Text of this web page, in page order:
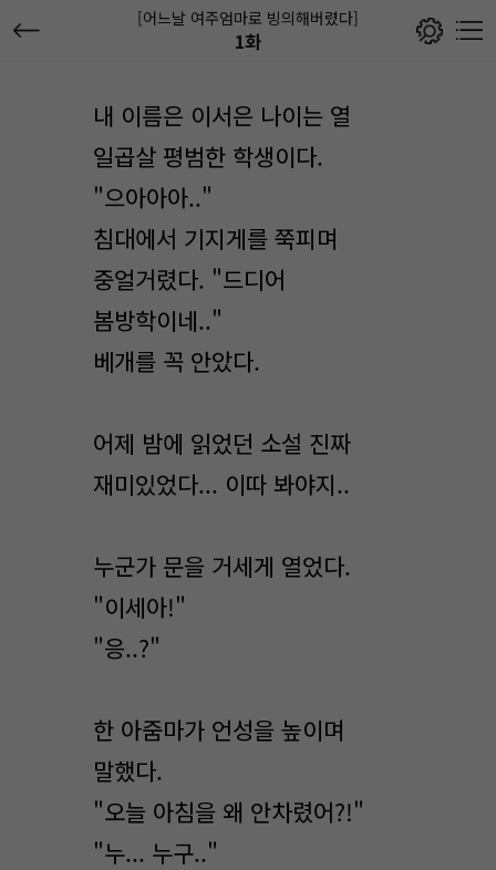
[어느날 여주엄마로 빙의해버렸다]
1화
내 이름은 이서은 나이는 열
일곱살 평범한 학생이다.
"으아아아.."
침대에서 기지게를 쭉피며
중얼거렸다. "드디어
봄방학이네.."
베개를 꼭 안았다.
어제 밤에 읽었던 소설 진짜
재미있었다... 이따 봐야지..
누군가 문을 거세게 열었다.
"이세아!"
"응..?"
한 아줌마가 언성을 높이며
말했다.
"오늘 아침을 왜 안차렸어?!"
"누... 누구.."